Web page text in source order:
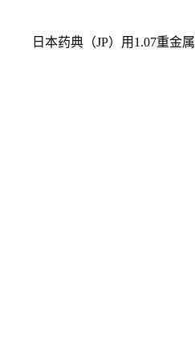
日本药典（JP）用1.07重金属